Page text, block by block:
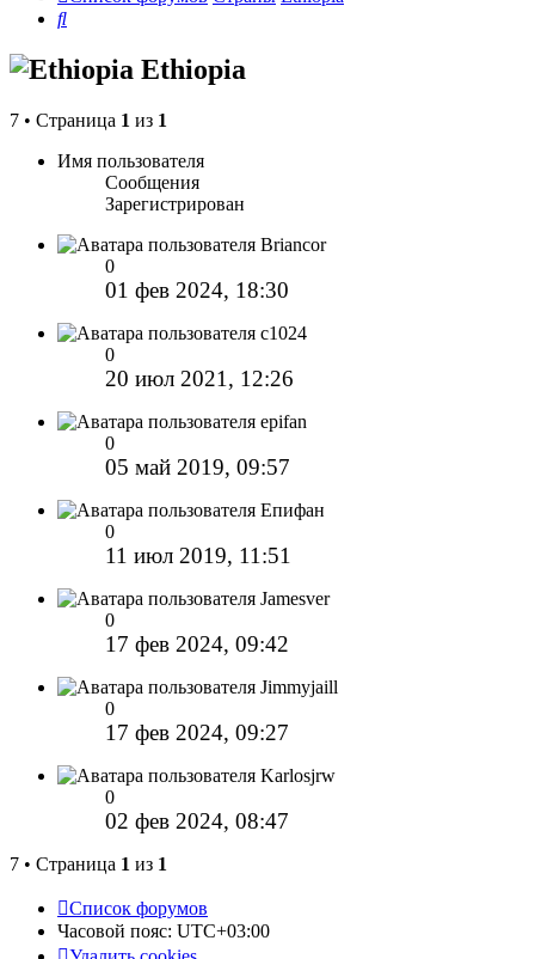
Поиск
Ethiopia
7 • Страница 1 из 1
Имя пользователя
Сообщения
Зарегистрирован
Briancor
0
01 фев 2024, 18:30
c1024
0
20 июл 2021, 12:26
epifan
0
05 май 2019, 09:57
Епифан
0
11 июл 2019, 11:51
Jamesver
0
17 фев 2024, 09:42
Jimmyjaill
0
17 фев 2024, 09:27
Karlosjrw
0
02 фев 2024, 08:47
7 • Страница 1 из 1
Список форумов
Часовой пояс: UTC+03:00